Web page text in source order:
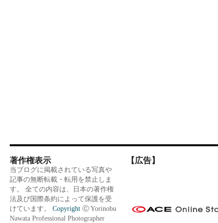
著作権表示
当ブログに掲載されている写真や
記事の無断転載・転用を禁止しま
す。 全ての内容は、日本の著作権
法及び国際条約によって保護を受
けています。 Copyright Ⓒ Yorinobu
Nawata Professional Photographer
【広告】